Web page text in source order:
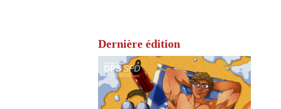
Dernière édition